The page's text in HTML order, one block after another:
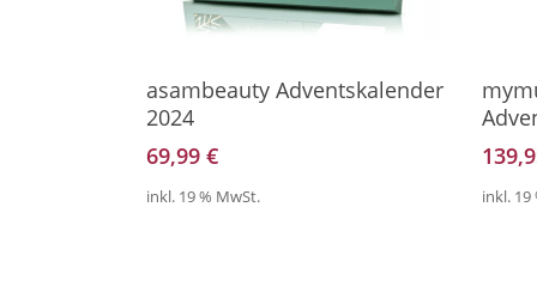
asambeauty Adventskalender
2024
69,99 €
inkl. 19 % MwSt. inkl. 19